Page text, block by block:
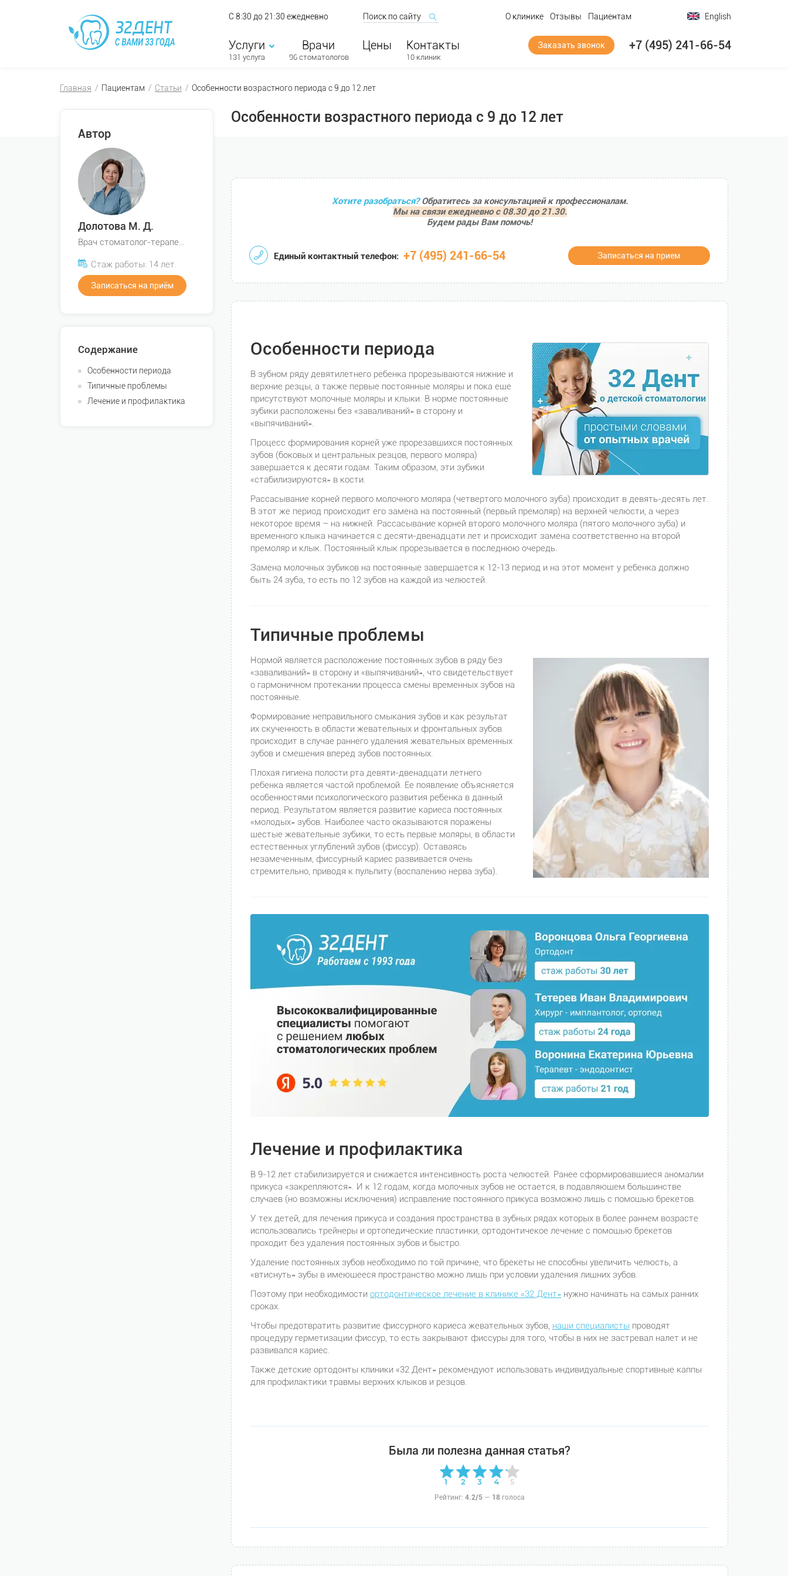
С 8:30 до 21:30 ежедневно О клинике Отзывы Пациентам English
Услуги
131 услуга
Врачи
96 стоматологов
Цены Контакты
10 клиник
Заказать звонок +7 (495) 241-66-54
Главная Пациентам Статьи Особенности возрастного периода с 9 до 12 лет
Автор
Долотова М. Д.
Стаж работы: 14 лет.
Записаться на приём
Содержание
Особенности периода
Типичные проблемы
Лечение и профилактика
Особенности возрастного периода с 9 до 12 лет
Хотите разобраться?Обратитесь за консультацией к профессионалам.
Мы на связи ежедневно с 08.30 до 21.30.
Будем рады Вам помочь!
Единый контактный телефон: +7 (495) 241-66-54 Записаться на прием
Особенности периода
В зубном ряду девятилетнего ребенка прорезываются нижние и
верхние резцы, а также первые постоянные моляры и пока еще
присутствуют молочные моляры и клыки. В норме постоянные
зубики расположены без «заваливаний» в сторону и
«выпячиваний».
Процесс формирования корней уже прорезавшихся постоянных
зубов (боковых и центральных резцов, первого моляра)
завершается к десяти годам. Таким образом, эти зубики
«стабилизируются» в кости.
Рассасывание корней первого молочного моляра (четвертого молочного зуба) происходит в девять-десять лет.
В этот же период происходит его замена на постоянный (первый премоляр) на верхней челюсти, а через
некоторое время – на нижней. Рассасывание корней второго молочного моляра (пятого молочного зуба) и
временного клыка начинается с десяти-двенадцати лет и происходит замена соответственно на второй
премоляр и клык. Постоянный клык прорезывается в последнюю очередь.
Замена молочных зубиков на постоянные завершается к 12-13 период и на этот момент у ребенка должно
быть 24 зуба, то есть по 12 зубов на каждой из челюстей.
Типичные проблемы
Нормой является расположение постоянных зубов в ряду без
«заваливаний» в сторону и «выпячиваний», что свидетельствует
о гармоничном протекании процесса смены временных зубов на
постоянные.
Формирование неправильного смыкания зубов и как результат
их скученность в области жевательных и фронтальных зубов
происходит в случае раннего удаления жевательных временных
зубов и смещения вперед зубов постоянных.
Плохая гигиена полости рта девяти-двенадцати летнего
ребенка является частой проблемой. Ее появление объясняется
особенностями психологического развития ребенка в данный
период. Результатом является развитие кариеса постоянных
«молодых» зубов. Наиболее часто оказываются поражены
шестые жевательные зубики, то есть первые моляры, в области
естественных углублений зубов (фиссур). Оставаясь
незамеченным, фиссурный кариес развивается очень
стремительно, приводя к пульпиту (воспалению нерва зуба).
Лечение и профилактика
В 9-12 лет стабилизируется и снижается интенсивность роста челюстей. Ранее сформировавшиеся аномалии
прикуса «закрепляются». И к 12 годам, когда молочных зубов не остается, в подавляющем большинстве
случаев (но возможны исключения) исправление постоянного прикуса возможно лишь с помощью брекетов.
У тех детей, для лечения прикуса и создания пространства в зубных рядах которых в более раннем возрасте
использовались трейнеры и ортопедические пластинки, ортодонтичекое лечение с помощью брекетов
проходит без удаления постоянных зубов и быстро.
Удаление постоянных зубов необходимо по той причине, что брекеты не способны увеличить челюсть, а
«втиснуть» зубы в имеющееся пространство можно лишь при условии удаления лишних зубов.
Поэтому при необходимости ортодонтическое лечение в клинике «32 Дент» нужно начинать на самых ранних
сроках.
Чтобы предотвратить развитие фиссурного кариеса жевательных зубов, наши специалисты проводят
процедуру герметизации фиссур, то есть закрывают фиссуры для того, чтобы в них не застревал налет и не
развивался кариес.
Также детские ортодонты клиники «32 Дент» рекомендуют использовать индивидуальные спортивные каппы
для профилактики травмы верхних клыков и резцов.
Была ли полезна данная статья?
Рейтинг: 4.2/5 — 18 голоса